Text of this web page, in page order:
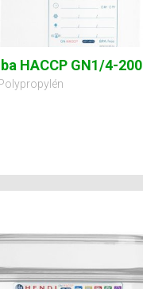
HACCP GN1/4-200